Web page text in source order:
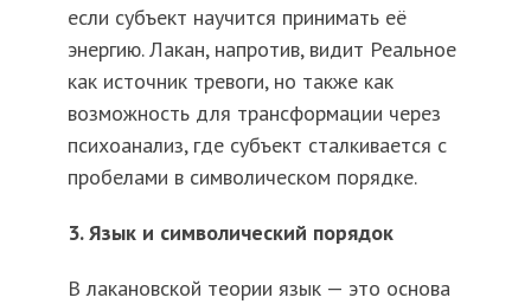
если субъект научится принимать её
энергию. Лакан, напротив, видит Реальное
как источник тревоги, но также как
возможность для трансформации через
психоанализ, где субъект сталкивается с
пробелами в символическом порядке.
3. Язык и символический порядок
В лакановской теории язык — это основа